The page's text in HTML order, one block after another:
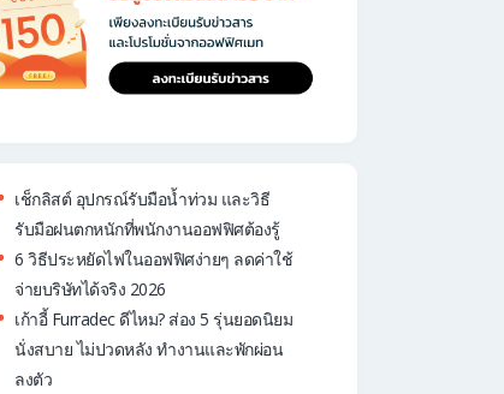
เช็กลิสต์ อุปกรณ์รับมือน้ำท่วม และวิธี
รับมือฝนตกหนักที่พนักงานออฟฟิศต้องรู้
6 วิธีประหยัดไฟในออฟฟิศง่ายๆ ลดค่าใช้
จ่ายบริษัทได้จริง 2026
เก้าอี้ Furradec ดีไหม? ส่อง 5 รุ่นยอดนิยม
นั่งสบาย ไม่ปวดหลัง ทำงานและพักผ่อน
ลงตัว